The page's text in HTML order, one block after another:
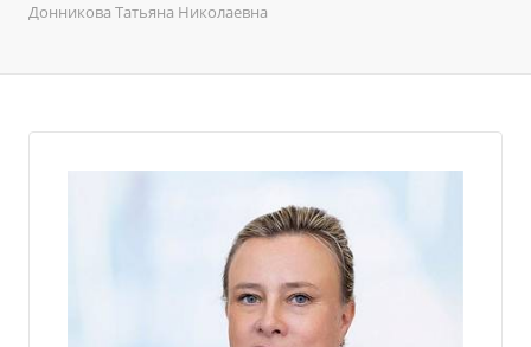
Донникова Татьяна Николаевна